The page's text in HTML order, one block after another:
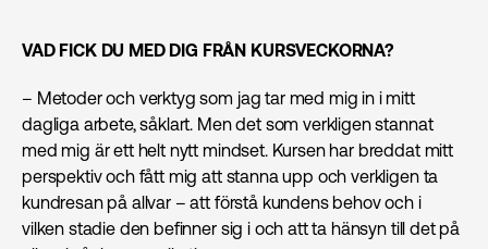
VAD FICK DU MED DIG FRÅN KURSVECKORNA?
– Metoder och verktyg som jag tar med mig in i mitt
dagliga arbete, såklart. Men det som verkligen stannat
med mig är ett helt nytt mindset. Kursen har breddat mitt
perspektiv och fått mig att stanna upp och verkligen ta
kundresan på allvar – att förstå kundens behov och i
vilken stadie den befinner sig i och att ta hänsyn till det på